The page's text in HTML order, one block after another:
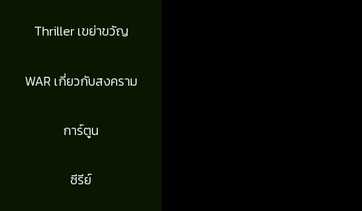
Thriller เขย่าขวัญ
WAR เกี่ยวกับสงคราม
การ์ตูน
ซีรีย์